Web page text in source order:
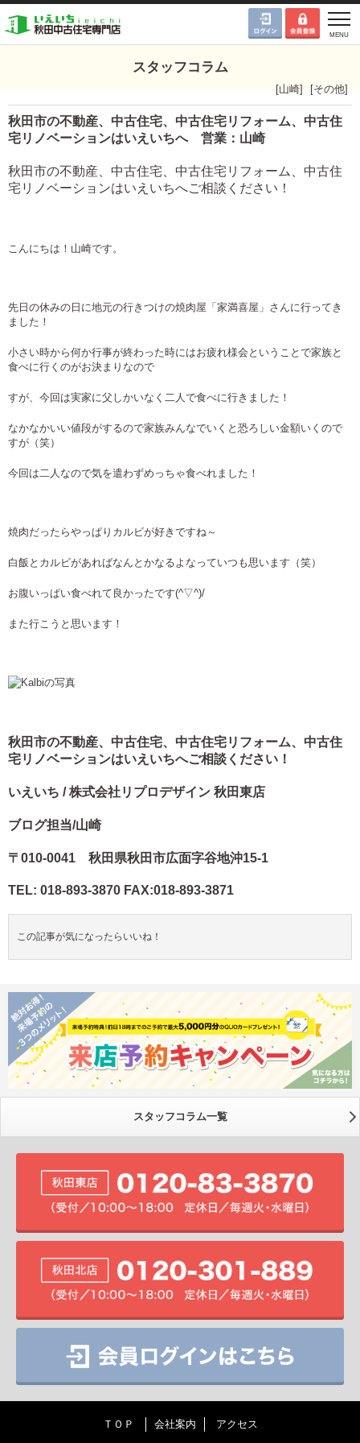
スタッフコラム
[山崎] [その他]
秋田市の不動産、中古住宅、中古住宅リフォーム、中古住
宅リノベーションはいえいちへ 営業：山崎
秋田市の不動産、中古住宅、中古住宅リフォーム、中古住
宅リノベーションはいえいちへご相談ください！
こんにちは！山崎です。
先日の休みの日に地元の行きつけの焼肉屋「家満喜屋」さんに行ってき
ました！
小さい時から何か行事が終わった時にはお疲れ様会ということで家族と
食べに行くのがお決まりなので
すが、今回は実家に父しかいなく二人で食べに行きました！
なかなかいい値段がするので家族みんなでいくと恐ろしい金額いくので
すが（笑）
今回は二人なので気を遣わずめっちゃ食べれました！
焼肉だったらやっぱりカルビが好きですね～
白飯とカルビがあればなんとかなるよなっていつも思います（笑）
お腹いっぱい食べれて良かったです(^▽^)/
また行こうと思います！
秋田市の不動産、中古住宅、中古住宅リフォーム、中古住
宅リノベーションはいえいちへご相談ください！
いえいち / 株式会社リプロデザイン 秋田東店
ブログ担当/山崎
〒010-0041 秋田県秋田市広面字谷地沖15-1
TEL: 018-893-3870 FAX:018-893-3871
この記事が気になったらいいね！
スタッフコラム一覧
ＴＯＰ 会社案内 アクセス